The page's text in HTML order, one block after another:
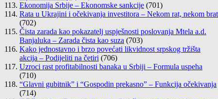
Ekonomija Srbije – Ekonomske sankcije (701)
Rata u Ukrajini i očekivanja investitora – Nekom rat, nekom brat
(702)
Čista zarada kao pokazatelj uspješnosti poslovanja Mtela a.d.
Banjaluka – Zarada čista kao suza (703)
Kako jednostavno i brzo povećati likvidnost srpskog tržišta
akcija – Podijeliti na četiri (706)
Uzroci rast profitabilnosti banaka u Srbiji – Formula uspeha
(710)
“Glavni gubitnik” i “Gospodin prekasno” – Funkcija očekivanja
(714)